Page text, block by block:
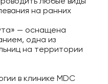
на ранних
— оснащена
одна из
на территории
в клинике MDC